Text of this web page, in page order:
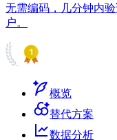
无需编码，几分钟内
户。
概览
替代方案
数据分析